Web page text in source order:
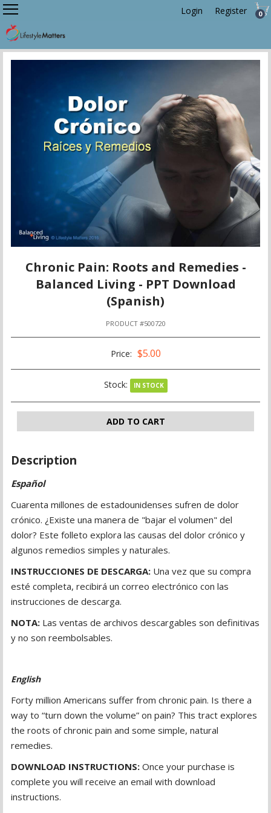
Login Register 0
Chronic Pain: Roots and Remedies -
Balanced Living - PPT Download
(Spanish)
PRODUCT #500720
Price: $5.00
Stock: IN STOCK
ADD TO CART
Description
Español
Cuarenta millones de estadounidenses sufren de dolor
crónico. ¿Existe una manera de "bajar el volumen" del
dolor? Este folleto explora las causas del dolor crónico y
algunos remedios simples y naturales.
INSTRUCCIONES DE DESCARGA: Una vez que su compra
esté completa, recibirá un correo electrónico con las
instrucciones de descarga.
NOTA: Las ventas de archivos descargables son definitivas
y no son reembolsables.
English
Forty million Americans suffer from chronic pain. Is there a
way to “turn down the volume” on pain? This tract explores
the roots of chronic pain and some simple, natural
remedies.
DOWNLOAD INSTRUCTIONS: Once your purchase is
complete you will receive an email with download
instructions.